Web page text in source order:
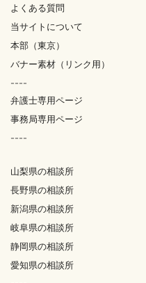
よくある質問
当サイトについて
本部（東京）
バナー素材（リンク用）
----
弁護士専用ページ
事務局専用ページ
----
山梨県の相談所
長野県の相談所
新潟県の相談所
岐阜県の相談所
静岡県の相談所
愛知県の相談所